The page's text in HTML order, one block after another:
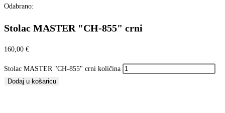
Odabrano:
Stolac MASTER "CH-855" crni
160,00 €
Stolac MASTER "CH-855" crni količina
Dodaj u košaricu